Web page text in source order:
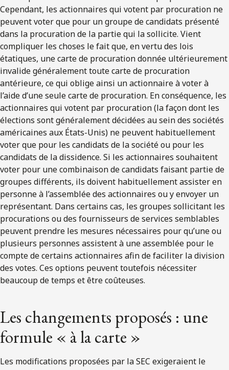
Cependant, les actionnaires qui votent par procuration ne
peuvent voter que pour un groupe de candidats présenté
dans la procuration de la partie qui la sollicite. Vient
compliquer les choses le fait que, en vertu des lois
étatiques, une carte de procuration donnée ultérieurement
invalide généralement toute carte de procuration
antérieure, ce qui oblige ainsi un actionnaire à voter à
l’aide d’une seule carte de procuration. En conséquence, les
actionnaires qui votent par procuration (la façon dont les
élections sont généralement décidées au sein des sociétés
américaines aux États-Unis) ne peuvent habituellement
voter que pour les candidats de la société ou pour les
candidats de la dissidence. Si les actionnaires souhaitent
voter pour une combinaison de candidats faisant partie de
groupes différents, ils doivent habituellement assister en
personne à l’assemblée des actionnaires ou y envoyer un
représentant. Dans certains cas, les groupes sollicitant les
procurations ou des fournisseurs de services semblables
peuvent prendre les mesures nécessaires pour qu’une ou
plusieurs personnes assistent à une assemblée pour le
compte de certains actionnaires afin de faciliter la division
des votes. Ces options peuvent toutefois nécessiter
beaucoup de temps et être coûteuses.
Les changements proposés : une
formule « à la carte »
Les modifications proposées par la SEC exigeraient le